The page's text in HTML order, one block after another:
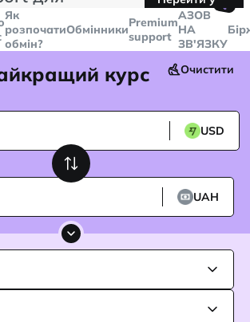
Telegram
Як
розпочати
обмін?
ОбмінникиPremium
support
🤙
AЗОВ
НА
ЗВ'ЯЗКУ
курс Очистити
USD
UAH